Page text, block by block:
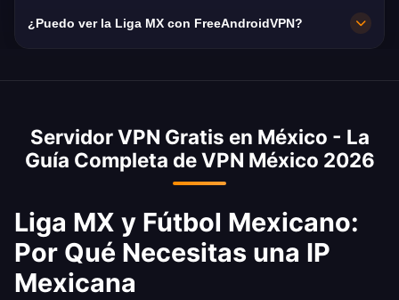
Puedes seleccionar tu ciudad mexicana
óptimo según tu ubicación y necesidades.
navegación mexicana completamente privada.
Buenas velocidades con capacidad de 10Gbps.
El promedio de México es de 85 Mbps (IFT
fibra y 5G. Nuestra VPN está optimizada para
¿Puedo ver la Liga MX con FreeAndroidVPN?
la Liga MX en TUDN, TV Azteca y ViX. Mira
la Liga MX con comentarios mexicanos. Los
partidos en abierto están disponibles en TV
Servidor VPN Gratis en México - La
Guía Completa de VPN México 2026
Liga MX y Fútbol Mexicano:
Por Qué Necesitas una IP
Mexicana